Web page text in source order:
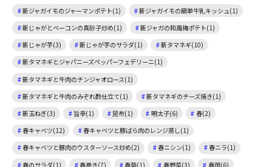
新ジャガイモのジャーマンポテト(1)
新ジャガイモの簡単牛乳キッシュ(1)
新じゃがとベーコンの真砂子炒め(1)
新ジャガの和風梅ポテト(1)
新じゃが芋(3)
新じゃが芋のサラダ(1)
新タマネギ(10)
新タマネギとジャパニーズペッパーフェデリーニ(1)
新タマネギと牛肉のチンジャオロース(1)
新タマネギと牛肉のみぞれ酢仕立て(1)
新タマネギのチーズ焼き(1)
新玉ねぎ(3)
旨辛(1) 昆布(1) 明太子(6)
春(2)
春キャベツ(12)
春キャベツと豚ばら肉のレンジ蒸し(1)
春キャベツと豚肉のウスターソース炒め(2)
春ニシン(1)
春ニラ(1)
春のサラダ(1)
春巻き(7) 春菊(1) 春野菜(3) 春雨(6)